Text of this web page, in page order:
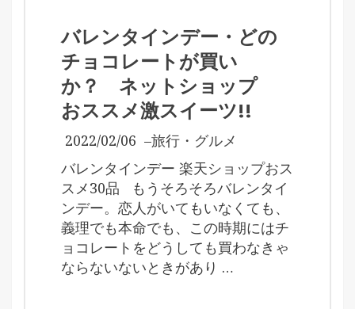
バレンタインデー・どの
チョコレートが買い
か？ ネットショップ
おススメ激スイーツ!!
2022/02/06 –旅行・グルメ
バレンタインデー 楽天ショップおス
スメ30品 もうそろそろバレンタイ
ンデー。恋人がいてもいなくても、
義理でも本命でも、この時期にはチ
ョコレートをどうしても買わなきゃ
ならないないときがあり …